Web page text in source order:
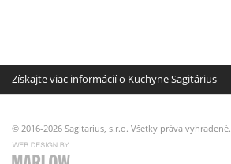
Získajte viac informácií o Kuchyne Sagitárius
© 2016-2026 Sagitarius, s.r.o. Všetky práva vyhradené.